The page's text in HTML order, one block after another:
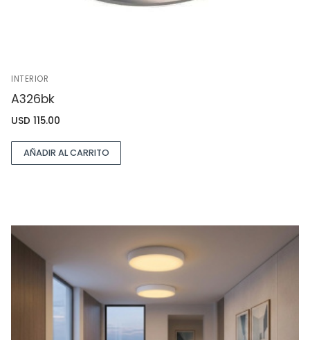
INTERIOR
A326bk
USD 115.00
AÑADIR AL CARRITO